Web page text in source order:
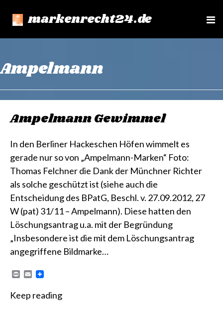
markenrecht24.de
e
Ampelmann
Ampelmann Gewimmel
In den Berliner Hackeschen Höfen wimmelt es
gerade nur so von „Ampelmann-Marken“ Foto:
Thomas Felchner die Dank der Münchner Richter
als solche geschützt ist (siehe auch die
Entscheidung des BPatG, Beschl. v. 27.09.2012, 27
W (pat) 31/11 – Ampelmann). Diese hatten den
Löschungsantrag u.a. mit der Begründung
„Insbesondere ist die mit dem Löschungsantrag
angegriffene Bildmarke…
n
E
i
Keep reading